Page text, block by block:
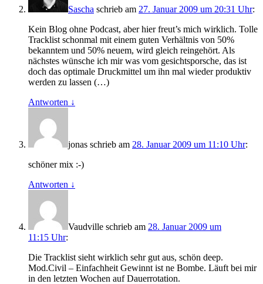
Sascha schrieb am 27. Januar 2009 um 20:31 Uhr:
Kein Blog ohne Podcast, aber hier freut’s mich wirklich. Tolle
Tracklist schonmal mit einem guten Verhältnis von 50%
bekanntem und 50% neuem, wird gleich reingehört. Als
nächstes wünsche ich mir was vom gesichtsporsche, das ist
doch das optimale Druckmittel um ihn mal wieder produktiv
werden zu lassen (…)
Antworten ↓
jonas schrieb am 28. Januar 2009 um 11:10 Uhr:
schöner mix :-)
Antworten ↓
Vaudville schrieb am 28. Januar 2009 um
11:15 Uhr:
Die Tracklist sieht wirklich sehr gut aus, schön deep.
Mod.Civil – Einfachheit Gewinnt ist ne Bombe. Läuft bei mir
in den letzten Wochen auf Dauerrotation.